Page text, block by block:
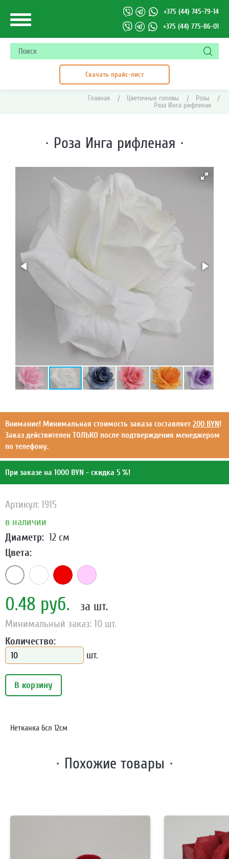
+375 (44) 745-79-14
+375 (44) 775-86-01
Скачать прайс-лист
Главная | Цветочные головы | Розы
|
Роза Инга рифленая
· Роза Инга рифленая ·
Внимание! Минимальная стоимость заказа составляет 200 BYN!
Заказ действителен ТОЛЬКО после подтверждения менеджером
по телефону.
При заказе на 1000 BYN - скидка 5 %!
Артикул: 1915
в наличии
Диаметр: 12 см
Цвета:
0.48 руб. за шт.
Минимальный заказ: 10 шт.
Количество:
шт.
В корзину
Нетканка 6сл 12см
· Похожие товары ·